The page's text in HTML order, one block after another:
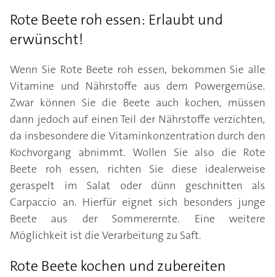
Rote Beete roh essen: Erlaubt und
erwünscht!
Wenn Sie Rote Beete roh essen, bekommen Sie alle
Vitamine und Nährstoffe aus dem Powergemüse.
Zwar können Sie die Beete auch kochen, müssen
dann jedoch auf einen Teil der Nährstoffe verzichten,
da insbesondere die Vitaminkonzentration durch den
Kochvorgang abnimmt. Wollen Sie also die Rote
Beete roh essen, richten Sie diese idealerweise
geraspelt im Salat oder dünn geschnitten als
Carpaccio an. Hierfür eignet sich besonders junge
Beete aus der Sommerernte. Eine weitere
Möglichkeit ist die Verarbeitung zu Saft.
Rote Beete kochen und zubereiten